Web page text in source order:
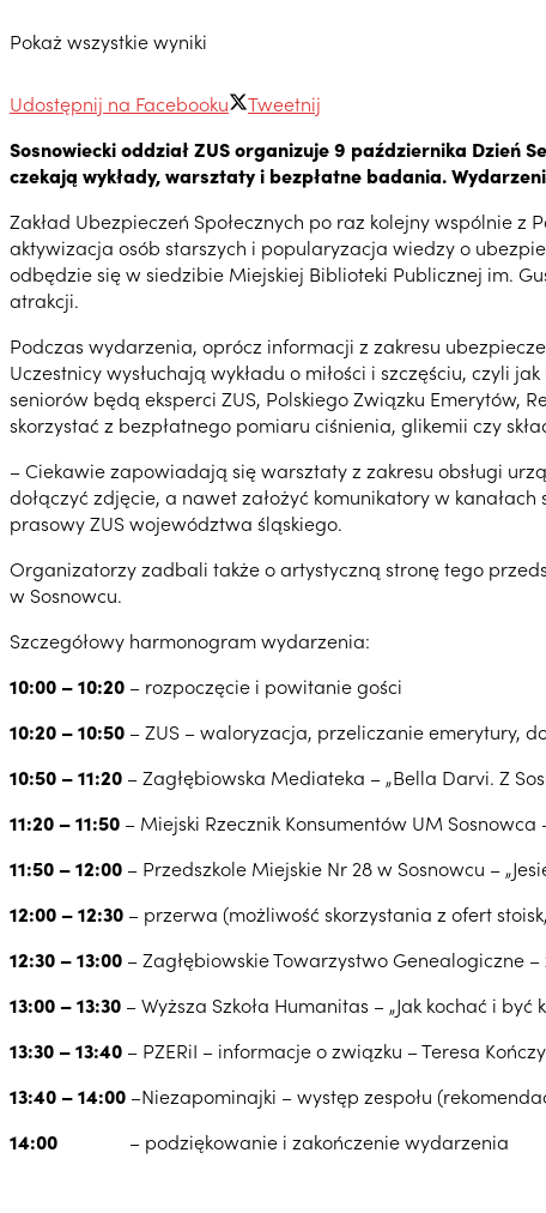
Pokaż wszystkie wyniki
Udostępnij na Facebooku
Tweetnij
Sosnowiecki oddział ZUS organizuje 9 października Dzień
czekają wykłady, warsztaty i bezpłatne badania.
Zakład Ubezpieczeń Społecznych po raz kolejny wspólnie
aktywizacja osób starszych i popularyzacja wiedzy o
odbędzie się w siedzibie Miejskiej Biblioteki Publicznej im.
atrakcji.
Podczas wydarzenia, oprócz informacji z zakresu
Uczestnicy wysłuchają wykładu o miłości i szczęściu, czyli
seniorów będą eksperci ZUS, Polskiego Związku Emerytów,
skorzystać z bezpłatnego pomiaru ciśnienia, glikemii czy
– Ciekawie zapowiadają się warsztaty z zakresu obsługi
dołączyć zdjęcie, a nawet założyć komunikatory w
prasowy ZUS województwa śląskiego.
Organizatorzy zadbali także o artystyczną stronę tego
w Sosnowcu.
Szczegółowy harmonogram wydarzenia:
10:00 – 10:20 – rozpoczęcie i powitanie gości
10:20 – 10:50 – ZUS – waloryzacja, przeliczanie emerytury,
10:50 – 11:20 – Zagłębiowska Mediateka – „Bella Darvi. Z
11:20 – 11:50 – Miejski Rzecznik Konsumentów UM
11:50 – 12:00 – Przedszkole Miejskie Nr 28 w Sosnowcu –
12:00 – 12:30 – przerwa (możliwość skorzystania z ofert
12:30 – 13:00 – Zagłębiowskie Towarzystwo Genealogiczne
13:00 – 13:30 – Wyższa Szkoła Humanitas – „Jak kochać i
13:30 – 13:40 – PZERiI – informacje o związku – Teresa
13:40 – 14:00 –Niezapominajki – występ zespołu
14:00 – podziękowanie i zakończenie wydarzenia